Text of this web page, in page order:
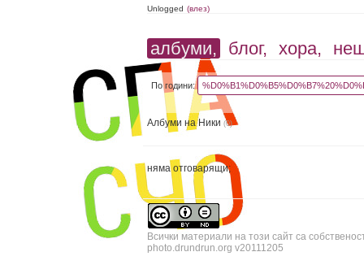
Unlogged (влез)
албуми, блог, хора,
По години:
Албуми на Ники(0)
няма отговарящи;
Всички материали на този сайт са
photo.drundrun.org v20111205